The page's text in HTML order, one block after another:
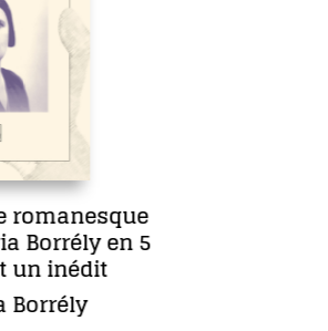
Sept jours en face
AutriceAnne Lecourt